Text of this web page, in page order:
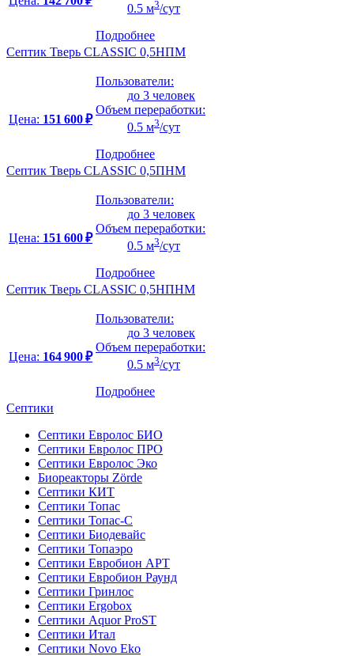
0.5 м3/сут
Подробнее
Септик Тверь CLASSIC 0,5НПМ
Цена: 151 600 ₽
Пользователи:
до 3 человек
Объем переработки:
0.5 м3/сут
Подробнее
Септик Тверь CLASSIC 0,5ПНМ
Цена: 151 600 ₽
Пользователи:
до 3 человек
Объем переработки:
0.5 м3/сут
Подробнее
Септик Тверь CLASSIC 0,5НПНМ
Цена: 164 900 ₽
Пользователи:
до 3 человек
Объем переработки:
0.5 м3/сут
Подробнее
Септики
Септики Евролос БИО
Септики Евролос ПРО
Септики Евролос Эко
Биореакторы Zörde
Септики КИТ
Септики Топас
Септики Топас-С
Септики Биодевайс
Септики Топаэро
Септики Евробион АРТ
Септики Евробион Раунд
Септики Гринлос
Септики Ergobox
Септики Aquor ProST
Септики Итал
Септики Novo Eko